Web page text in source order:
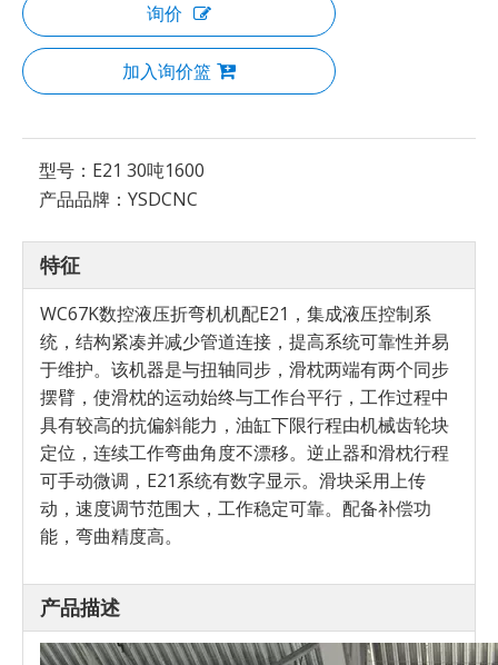
询价
加入询价篮
型号： E21 30吨1600
产品品牌： YSDCNC
特征
WC67K数控液压折弯机机配E21，集成液压控制系
统，结构紧凑并减少管道连接，提高系统可靠性并易
于维护。该机器是与扭轴同步，滑枕两端有两个同步
摆臂，使滑枕的运动始终与工作台平行，工作过程中
具有较高的抗偏斜能力，油缸下限行程由机械齿轮块
定位，连续工作弯曲角度不漂移。逆止器和滑枕行程
可手动微调，E21系统有数字显示。滑块采用上传
动，速度调节范围大，工作稳定可靠。配备补偿功
能，弯曲精度高。
产品描述